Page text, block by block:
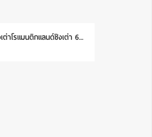
ต่าโรแมนติกแลนด์ชิงเต่า 6...